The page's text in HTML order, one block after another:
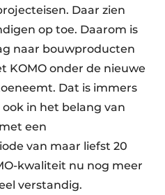
Daar zien
op toe. Daarom is
naar bouwproducten
KOMO onder de nieuwe
Dat is immers
in het belang van
een
van maar liefst 20
kwaliteit nu nog meer
verstandig.